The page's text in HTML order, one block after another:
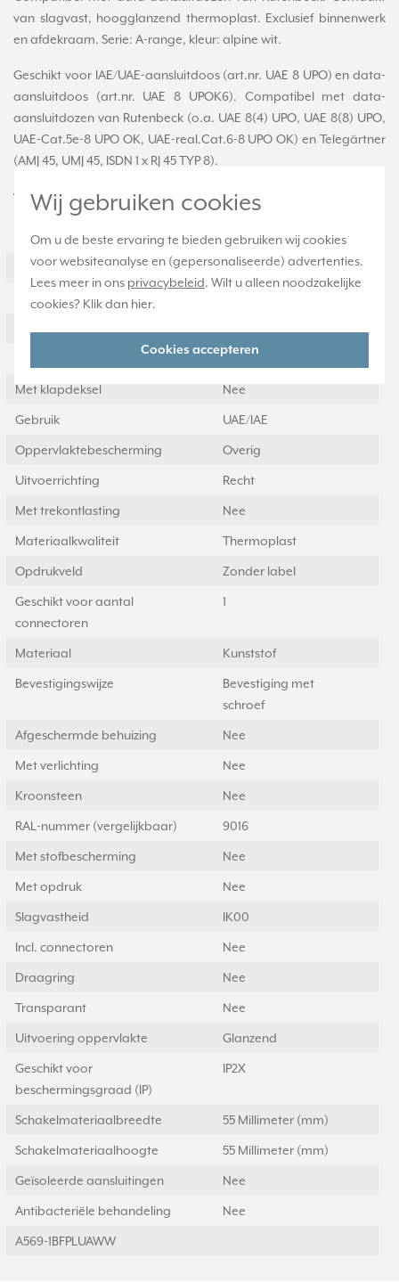
Wij gebruiken cookies
Om u de beste ervaring te bieden gebruiken wij cookies
voor websiteanalyse en (gepersonaliseerde) advertenties.
Lees meer in ons privacybeleid. Wilt u alleen noodzakelijke
cookies? Klik dan hier.
Cookies accepteren
van slagvast, hoogglanzend thermoplast. Exclusief binnenwerk
en afdekraam. Serie: A-range, kleur: alpine wit.
Geschikt voor IAE/UAE-aansluitdoos (art.nr. UAE 8 UPO) en data-
aansluitdoos (art.nr. UAE 8 UPOK6). Compatibel met data-
aansluitdozen van Rutenbeck (o.a. UAE 8(4) UPO, UAE 8(8) UPO,
UAE-Cat.5e-8 UPO OK, UAE-real.Cat.6-8 UPO OK) en Telegärtner
(AMJ 45, UMJ 45, ISDN 1 x RJ 45 TYP 8).
Technische specificaties
Specificatie Waarde
Montagewijze Inbouw (stucwerk)
Samenstelling
Met klapdeksel Nee
Gebruik UAE/IAE
Oppervlaktebescherming Overig
Uitvoerrichting Recht
Met trekontlasting Nee
Materiaalkwaliteit Thermoplast
Opdrukveld Zonder label
Geschikt voor aantal
connectoren
1
Materiaal Kunststof
Bevestigingswijze
Bevestiging met
schroef
Afgeschermde behuizing Nee
Met verlichting Nee
Kroonsteen Nee
RAL-nummer (vergelijkbaar) 9016
Met stofbescherming Nee
Met opdruk Nee
Slagvastheid IK00
Incl. connectoren Nee
Draagring Nee
Transparant Nee
Uitvoering oppervlakte Glanzend
Geschikt voor
beschermingsgraad (IP)
IP2X
Schakelmateriaalbreedte 55 Millimeter (mm)
Schakelmateriaalhoogte 55 Millimeter (mm)
Geïsoleerde aansluitingen Nee
Antibacteriële behandeling Nee
A569-1BFPLUAWW